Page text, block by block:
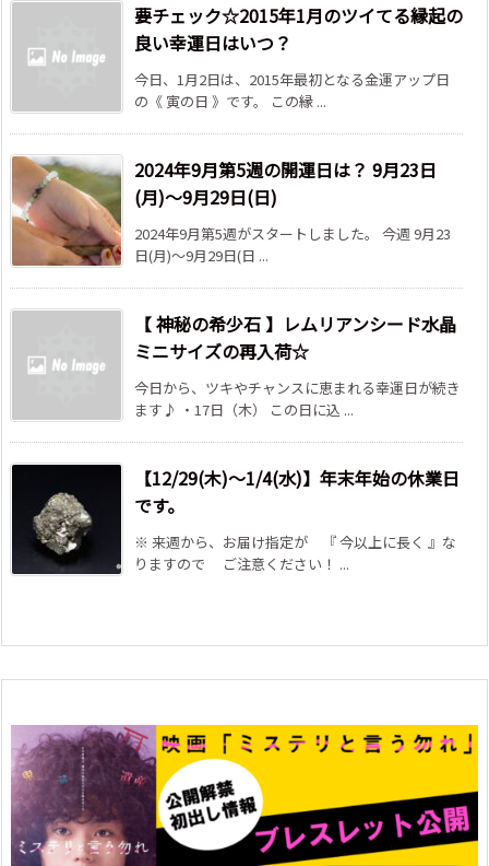
要チェック☆2015年1月のツイてる縁起の
良い幸運日はいつ？
今日、1月2日は、2015年最初となる金運アップ日
の《 寅の日 》です。 この縁 ...
2024年9月第5週の開運日は？ 9月23日
(月)～9月29日(日)
2024年9月第5週がスタートしました。 今週 9月23
日(月)～9月29日(日 ...
【 神秘の希少石 】レムリアンシード水晶
ミニサイズの再入荷☆
今日から、ツキやチャンスに恵まれる幸運日が続き
ます♪ ・17日（木） この日に込 ...
【12/29(木)～1/4(水)】年末年始の休業日
です。
※ 来週から、お届け指定が 『 今以上に長く 』な
りますので ご注意ください！ ...